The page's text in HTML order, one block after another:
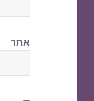
אתר